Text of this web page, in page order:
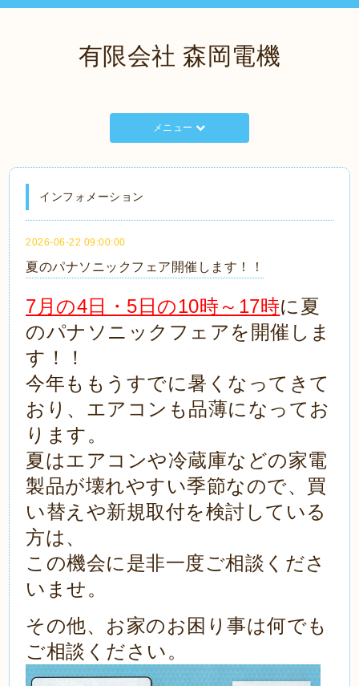
有限会社 森岡電機
メニュー
インフォメーション
2026-06-22 09:00:00
夏のパナソニックフェア開催します！！
7月の4日・5日の10時～17時に夏
のパナソニックフェアを開催しま
す！！
今年ももうすでに暑くなってきて
おり、エアコンも品薄になってお
ります。
夏はエアコンや冷蔵庫などの家電
製品が壊れやすい季節なので、買
い替えや新規取付を検討している
方は、
この機会に是非一度ご相談くださ
いませ。
その他、お家のお困り事は何でも
ご相談ください。